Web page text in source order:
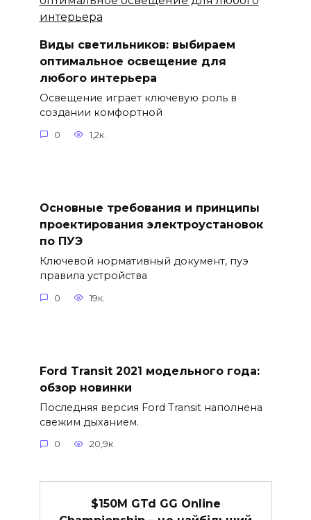
Виды светильников: выбираем
оптимальное освещение для
любого интерьера
Освещение играет ключевую роль в
создании комфортной
0 1,2к.
Основные требования и принципы
проектирования электроустановок
по ПУЭ
Ключевой нормативный документ, пуэ
правила устройства
0 19к.
Ford Transit 2021 модельного года:
обзор новинки
Последняя версия Ford Transit наполнена
свежим дыханием.
0 20,9к.
$150M GTd GG Online